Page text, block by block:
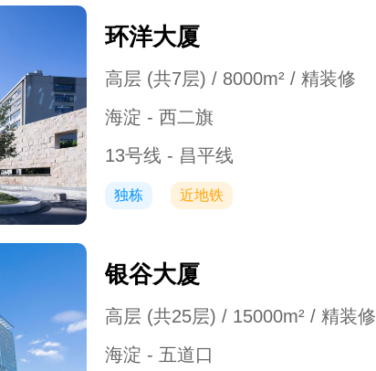
环洋大厦
高层 (共7层) / 8000m² / 精装修
海淀 - 西二旗
13号线 - 昌平线
独栋 近地铁
银谷大厦
高层 (共25层) / 15000m² / 精装修
海淀 - 五道口